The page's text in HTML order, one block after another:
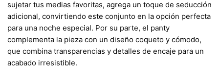
sujetar tus medias favoritas, agrega un toque de seducción
adicional, convirtiendo este conjunto en la opción perfecta
para una noche especial. Por su parte, el panty
complementa la pieza con un diseño coqueto y cómodo,
que combina transparencias y detalles de encaje para un
acabado irresistible.